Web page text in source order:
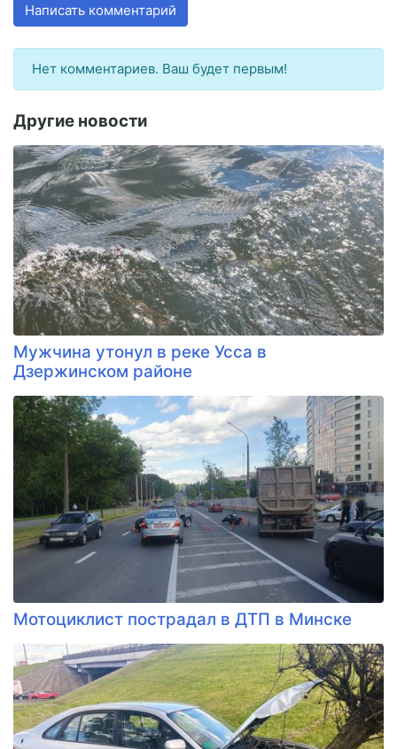
Написать комментарий
Нет комментариев. Ваш будет первым!
Другие новости
Мужчина утонул в реке Усса в
Дзержинском районе
Мотоциклист пострадал в ДТП в Минске